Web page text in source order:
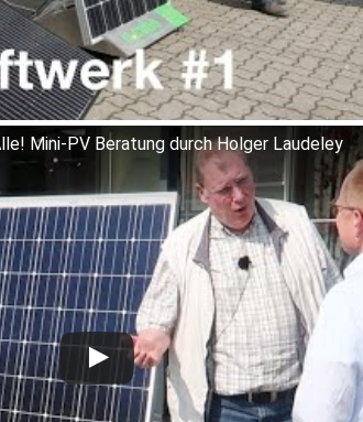
Mini-PV Beratung durch Holger Laudeley